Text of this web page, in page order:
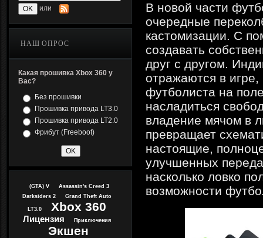
или
НАШ ОПРОС
Какая прошивка Xbox 360 у
Вас?
Без прошивки
Прошивка привода LT3.0
Прошивка привода LT2.0
Фрибут (Freeboot)
(GTA) V
Assassin's Creed 3
Darksiders 2
Grand Theft Auto
LT3.0 Xbox 360
Лицензия Приключения
Экшен
В новой части
очередные
кастомизации. С
создавать
друг с другом.
отражаются в игре,
футболиста на
насладиться
владение мячом в
превращает
настоящие,
улучшенных
насколько ловко
возможности